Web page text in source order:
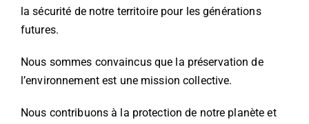
la sécurité de notre territoire pour les générations
futures.
Nous sommes convaincus que la préservation de
l’environnement est une mission collective.
Nous contribuons à la protection de notre planète et